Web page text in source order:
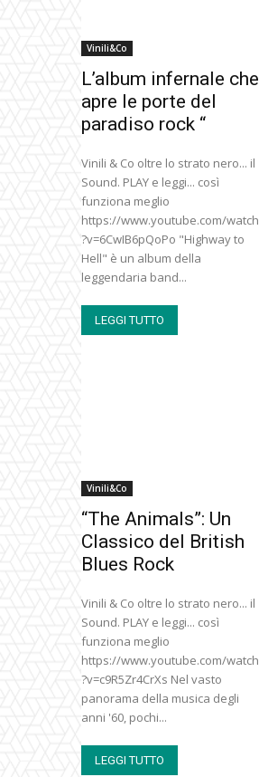
Vinili&Co
L’album infernale che
apre le porte del
paradiso rock “
Vinili & Co oltre lo strato nero... il
Sound. PLAY e leggi... così
funziona meglio
https://www.youtube.com/watch
?v=6CwIB6pQoPo "Highway to
Hell" è un album della
leggendaria band...
LEGGI TUTTO
Vinili&Co
“The Animals”: Un
Classico del British
Blues Rock
Vinili & Co oltre lo strato nero... il
Sound. PLAY e leggi... così
funziona meglio
https://www.youtube.com/watch
?v=c9R5Zr4CrXs Nel vasto
panorama della musica degli
anni '60, pochi...
LEGGI TUTTO